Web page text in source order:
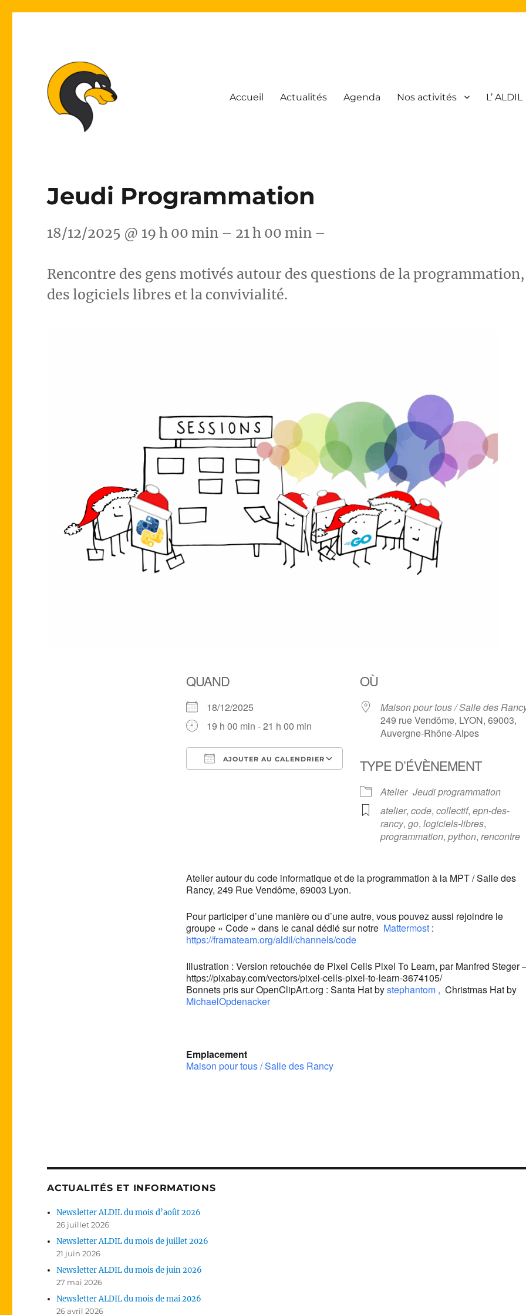
Accueil Actualités Agenda Nos activités L’ ALDIL
Jeudi Programmation
18/12/2025 @ 19 h 00 min – 21 h 00 min –
Rencontre des gens motivés autour des questions de la programmation,
des logiciels libres et la convivialité.
QUAND
18/12/2025
19 h 00 min - 21 h 00 min
AJOUTER AU CALENDRIER
OÙ
Maison pour tous / Salle des
249 rue Vendôme, LYON, 69003,
Auvergne-Rhône-Alpes
TYPE D’ÉVÈNEMENT
Atelier Jeudi programmation
atelier, code, collectif, epn-des-
rancy, go, logiciels-libres,
programmation, python, rencontre
Atelier autour du code informatique et de la programmation à la MPT / Salle des
Rancy, 249 Rue Vendôme, 69003 Lyon.
Pour participer d’une manière ou d’une autre, vous pouvez aussi rejoindre le
groupe « Code » dans le canal dédié sur notre Mattermost:
https://framateam.org/aldil/channels/code
Illustration : Version retouchée de Pixel Cells Pixel To Learn, par Manfred Steger
https://pixabay.com/vectors/pixel-cells-pixel-to-learn-3674105/
Bonnets pris sur OpenClipArt.org : Santa Hat bystephantom , Christmas Hat by
MichaelOpdenacker
Emplacement
Maison pour tous / Salle des Rancy
ACTUALITÉS ET INFORMATIONS
Newsletter ALDIL du mois d’août 2026
26 juillet 2026
Newsletter ALDIL du mois de juillet 2026
21 juin 2026
Newsletter ALDIL du mois de juin 2026
27 mai 2026
Newsletter ALDIL du mois de mai 2026
26 avril 2026